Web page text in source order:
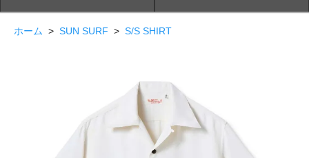
ホーム > SUN SURF > S/S SHIRT